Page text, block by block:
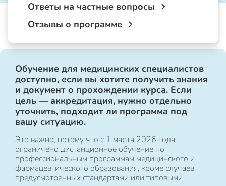
Ответы на частные вопросы
Отзывы о программе
Обучение для медицинских специалистов
доступно, если вы хотите получить знания
и документ о прохождении курса. Если
цель — аккредитация, нужно отдельно
уточнить, подходит ли программа под
вашу ситуацию.
Это важно, потому что с 1 марта 2026 года
ограничено дистанционное обучение по
профессиональным программам медицинского и
фармацевтического образования, кроме случаев,
предусмотренных стандартами или типовыми